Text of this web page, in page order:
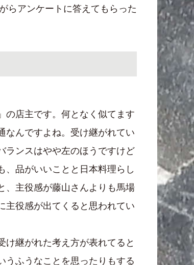
らアンケートに答えてもらった
の店主です。何となく似てます
なんですよね。受け継がれてい
ランスはやや左のほうですけど
、品がいいことと日本料理らし
、主役感が藤山さんよりも馬場
主役感が出てくると思われてい
け継がれた考え方が表れてると
うふうなことを思ったりもする